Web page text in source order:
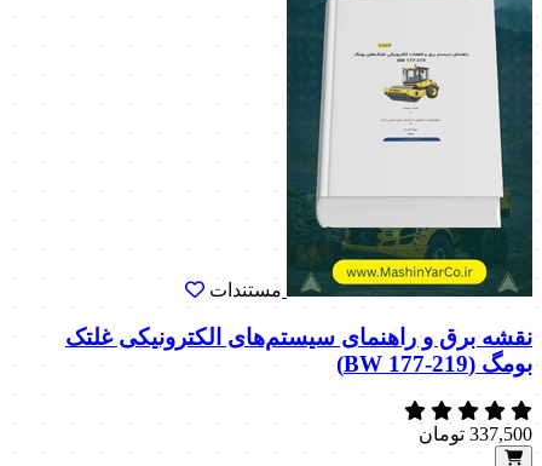
مستندات
نقشه برق و راهنمای سیستم‌های الکترونیکی غلتک
بومگ (BW 177-219)
337,500 تومان